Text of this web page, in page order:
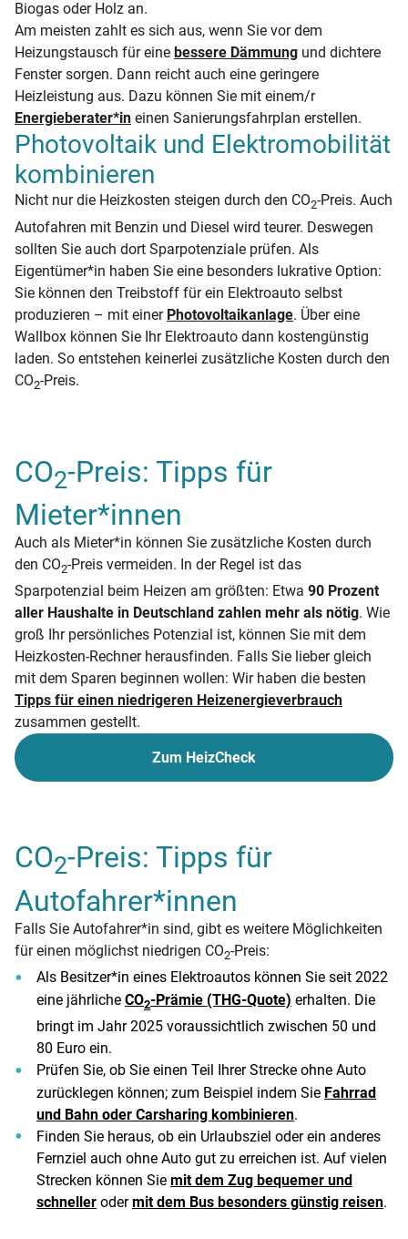
Biogas oder Holz an.
Am meisten zahlt es sich aus, wenn Sie vor dem
Heizungstausch für eine bessere Dämmung und dichtere
Fenster sorgen. Dann reicht auch eine geringere
Heizleistung aus. Dazu können Sie mit einem/r
Energieberater*in einen Sanierungsfahrplan erstellen.
Photovoltaik und Elektromobilität
kombinieren
Nicht nur die Heizkosten steigen durch den CO2-Preis. Auch
Autofahren mit Benzin und Diesel wird teurer. Deswegen
sollten Sie auch dort Sparpotenziale prüfen. Als
Eigentümer*in haben Sie eine besonders lukrative Option:
Sie können den Treibstoff für ein Elektroauto selbst
produzieren – mit einer Photovoltaikanlage. Über eine
Wallbox können Sie Ihr Elektroauto dann kostengünstig
laden. So entstehen keinerlei zusätzliche Kosten durch den
CO2-Preis.
CO2-Preis: Tipps für
Mieter*innen
Auch als Mieter*in können Sie zusätzliche Kosten durch
den CO2-Preis vermeiden. In der Regel ist das
Sparpotenzial beim Heizen am größten: Etwa 90 Prozent
aller Haushalte in Deutschland zahlen mehr als nötig. Wie
groß Ihr persönliches Potenzial ist, können Sie mit dem
Heizkosten-Rechner herausfinden. Falls Sie lieber gleich
mit dem Sparen beginnen wollen: Wir haben die besten
Tipps für einen niedrigeren Heizenergieverbrauch
zusammen gestellt.
Zum HeizCheck
CO2-Preis: Tipps für
Autofahrer*innen
Falls Sie Autofahrer*in sind, gibt es weitere Möglichkeiten
für einen möglichst niedrigen CO2-Preis:
Als Besitzer*in eines Elektroautos können Sie seit 2022
eine jährliche CO2-Prämie (THG-Quote) erhalten. Die
bringt im Jahr 2025 voraussichtlich zwischen 50 und
80 Euro ein.
Prüfen Sie, ob Sie einen Teil Ihrer Strecke ohne Auto
zurücklegen können; zum Beispiel indem Sie Fahrrad
und Bahn oder Carsharing kombinieren.
Finden Sie heraus, ob ein Urlaubsziel oder ein anderes
Fernziel auch ohne Auto gut zu erreichen ist. Auf vielen
Strecken können Sie mit dem Zug bequemer und
schneller odermit dem Bus besonders günstig reisen.